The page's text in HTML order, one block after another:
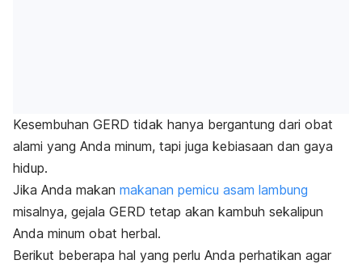
Kesembuhan GERD tidak hanya bergantung dari obat
alami yang Anda minum, tapi juga kebiasaan dan gaya
hidup.
Jika Anda makan makanan pemicu asam lambung
misalnya, gejala GERD tetap akan kambuh sekalipun
Anda minum obat herbal.
Berikut beberapa hal yang perlu Anda perhatikan agar